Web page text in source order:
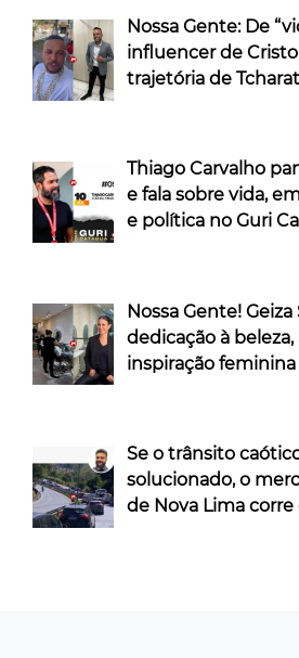
Nossa Gente: De
influencer de
trajetória de
Thiago Carvalho
e fala sobre vida,
e política no Guri
Nossa Gente! Geiza
dedicação à
inspiração feminina
Se o trânsito
solucionado, o
de Nova Lima corre